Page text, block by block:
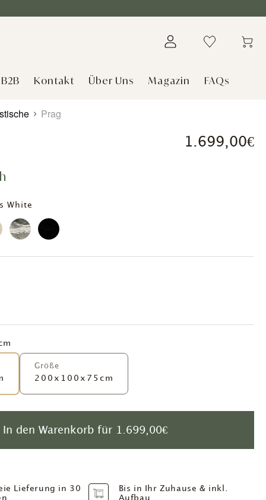
B2B Kontakt Über Uns Magazin FAQs
Prag
1.699,00€
White
Größe
200x100x75cm
In den Warenkorb für 1.699,00€
Lieferung in 30
Bis in Ihr Zuhause & inkl.
Aufbau